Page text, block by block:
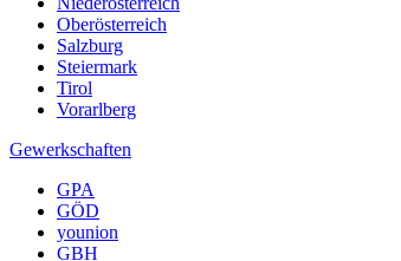
Oberösterreich
Salzburg
Steiermark
Tirol
Vorarlberg
Gewerkschaften
GPA
GÖD
younion
GBH